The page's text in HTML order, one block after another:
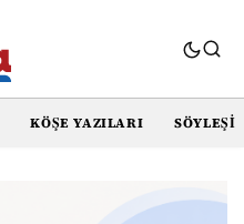
KÖŞE YAZILARI SÖYLEŞI